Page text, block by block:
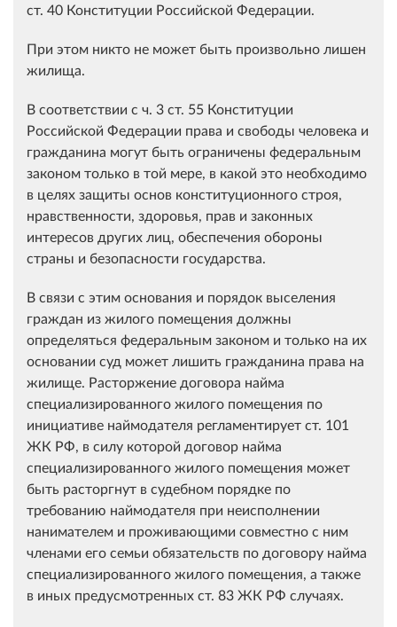
ст. 40 Конституции Российской Федерации.
При этом никто не может быть произвольно лишен
жилища.
В соответствии с ч. 3 ст. 55 Конституции
Российской Федерации права и свободы человека и
гражданина могут быть ограничены федеральным
законом только в той мере, в какой это необходимо
в целях защиты основ конституционного строя,
нравственности, здоровья, прав и законных
интересов других лиц, обеспечения обороны
страны и безопасности государства.
В связи с этим основания и порядок выселения
граждан из жилого помещения должны
определяться федеральным законом и только на их
основании суд может лишить гражданина права на
жилище. Расторжение договора найма
специализированного жилого помещения по
инициативе наймодателя регламентирует ст. 101
ЖК РФ, в силу которой договор найма
специализированного жилого помещения может
быть расторгнут в судебном порядке по
требованию наймодателя при неисполнении
нанимателем и проживающими совместно с ним
членами его семьи обязательств по договору найма
специализированного жилого помещения, а также
в иных предусмотренных ст. 83 ЖК РФ случаях.